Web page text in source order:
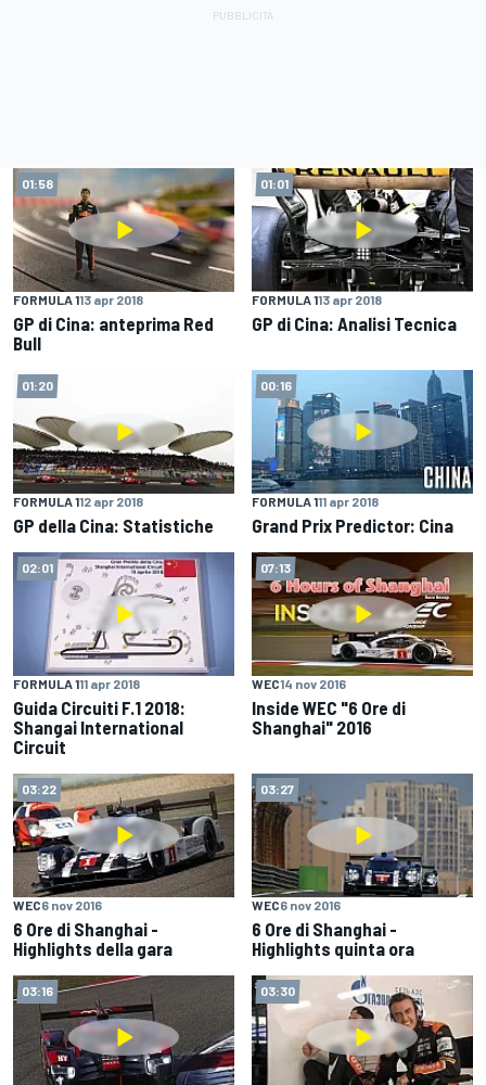
01:58
FORMULA 113 apr 2018
GP di Cina: anteprima Red
Bull
01:01
FORMULA 113 apr 2018
GP di Cina: Analisi Tecnica
01:20
FORMULA 112 apr 2018
GP della Cina: Statistiche
00:16
FORMULA 111 apr 2018
Grand Prix Predictor: Cina
02:01
FORMULA 111 apr 2018
Guida Circuiti F.1 2018:
Shangai International
Circuit
07:13
WEC14 nov 2016
Inside WEC "6 Ore di
Shanghai" 2016
03:22
WEC6 nov 2016
6 Ore di Shanghai -
Highlights della gara
03:27
WEC6 nov 2016
6 Ore di Shanghai -
Highlights quinta ora
03:16 03:30